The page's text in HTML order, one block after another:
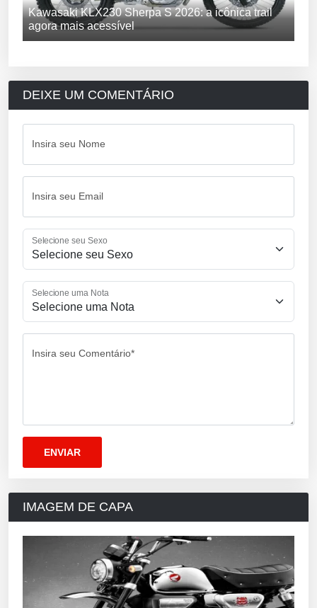
Kawasaki KLX230 Sherpa S 2026: a icônica trail
agora mais acessível
DEIXE UM COMENTÁRIO
Insira seu Nome
Insira seu Email
Selecione seu Sexo
Selecione uma Nota
Insira seu Comentário*
IMAGEM DE CAPA